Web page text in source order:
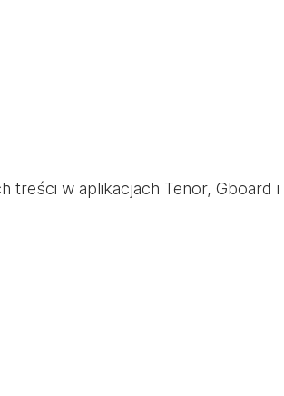
treści w aplikacjach Tenor, Gboard i